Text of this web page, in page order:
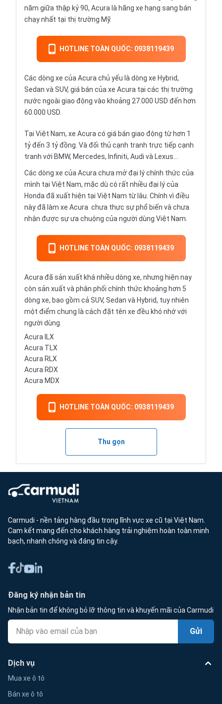
năm giữa thập kỷ 90, Acura là hãng xe hạng sang bán
chạy nhất tại thị trường Mỹ.
HOTLINE TOÀN QUỐC: 0938119439
Các dòng xe của Acura chủ yếu là dòng xe Hybrid,
Sedan và SUV, giá bán của xe Acura tại các thị trường
nước ngoài giao động vào khoảng 27.000 USD đến hơn
60.000 USD.
Tại Việt Nam, xe Acura có giá bán giao động từ hơn 1
tỷ đến 3 tỷ đồng. Và đối thủ cạnh tranh trực tiếp cạnh
tranh với BMW, Mercedes, Infiniti, Audi và Lexus...
Các dòng xe của Acura chưa mở đại lý chính thức của
mình tại Việt Nam, mặc dù có rất nhiều đại lý của
Honda đã xuất hiện tại Việt Nam từ lâu. Chính vì điều
này đã làm xe Acura chưa thực sự phổ biến và chưa
nhận được sự ưa chuộng của người dùng Việt Nam.
HOTLINE TOÀN QUỐC: 0938119439
Acura đã sản xuất khá nhiều dòng xe, nhưng hiện nay
còn sản xuất và phân phối chính thức khoảng hơn 5
dòng xe, bao gồm cả SUV, Sedan và Hybrid, tuy nhiên
một điểm chung là cách đặt tên xe đều khó nhớ với
người dùng.
Acura ILX
Acura TLX
Acura RLX
Acura RDX
Acura MDX
HOTLINE TOÀN QUỐC: 0938119439
Thu gọn
Carmudi - nền tảng hàng đầu trong lĩnh vực xe cũ tại Việt Nam.
Cam kết mang đến cho khách hàng trải nghiệm hoàn toàn minh
bạch, nhanh chóng và đáng tin cậy.
Đăng ký nhận bản tin
Nhận bản tin để không bỏ lỡ thông tin và khuyến mãi của Carmudi
Gửi
Dịch vụ
Mua xe ô tô
Bán xe ô tô